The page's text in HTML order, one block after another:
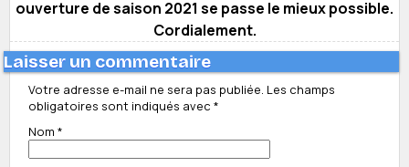
ouverture de saison 2021 se passe le mieux possible.
Cordialement.
Laisser un commentaire
Votre adresse e-mail ne sera pas publiée. Les champs
obligatoires sont indiqués avec *
Nom *